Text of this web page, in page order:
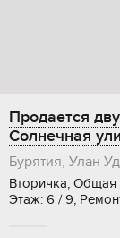
Продается
Солнечная
Бурятия, Улан-
Вторичка,
Этаж: 6 / 9,